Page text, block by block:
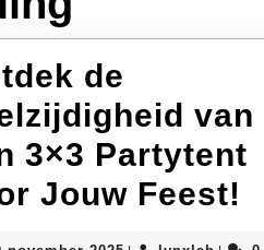
de
van
3×3 Partytent
Jouw Feest!